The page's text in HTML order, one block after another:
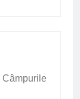
Câmpurile